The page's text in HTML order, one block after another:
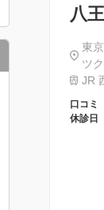
八
東
ツ
JR
口コミ
休診日